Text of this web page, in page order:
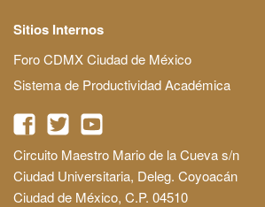
Sitios Internos
Foro CDMX Ciudad de México
Sistema de Productividad Académica
Circuito Maestro Mario de la Cueva s/n
Ciudad Universitaria, Deleg. Coyoacán
Ciudad de México, C.P. 04510